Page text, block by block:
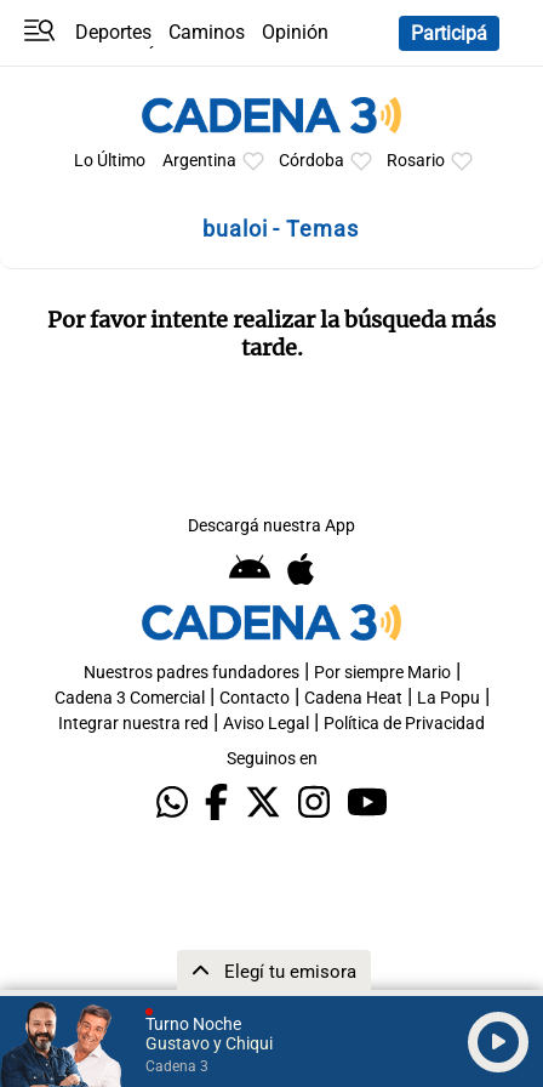
Turno Noche
Gustavo y Chiqui
Cadena 3
Elegí tu emisora
Deportes Caminos
Opinión
Participá
Lo Último Argentina Córdoba Rosario
bualoi - Temas
Por favor intente realizar la búsqueda más
tarde.
Descargá nuestra App
Nuestros padres fundadores| Por siempre Mario|
Cadena 3 Comercial | Contacto| Cadena Heat | La Popu |
Integrar nuestra red | Aviso Legal | Política de Privacidad
Seguinos en